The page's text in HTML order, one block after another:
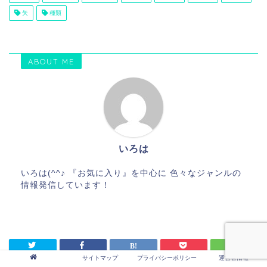
矢 種類
ABOUT ME
いろは
いろは(^^♪ 『お気に入り』を中心に 色々なジャンルの
情報発信しています！
サイトマップ プライバシーポリシー 運営者情報